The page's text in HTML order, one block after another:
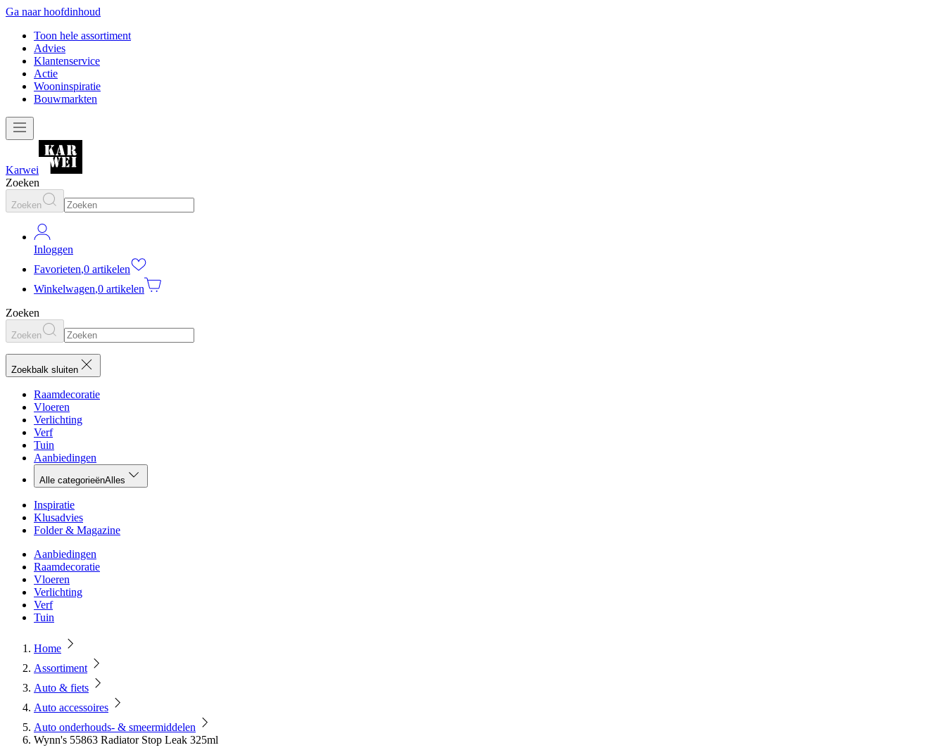
Ga naar hoofdinhoud
Toon hele assortiment
Advies
Klantenservice
Actie
Wooninspiratie
Bouwmarkten
Karwei
Zoeken
Zoeken
Inloggen
Favorieten,0 artikelen
Winkelwagen,0 artikelen
Zoeken
Zoeken
Zoekbalk sluiten
Raamdecoratie
Vloeren
Verlichting
Verf
Tuin
Aanbiedingen
Alle categorieënAlles
Inspiratie
Klusadvies
Folder & Magazine
Aanbiedingen
Raamdecoratie
Vloeren
Verlichting
Verf
Tuin
Home
Assortiment
Auto & fiets
Auto accessoires
Auto onderhouds- & smeermiddelen
Wynn's 55863 Radiator Stop Leak 325ml